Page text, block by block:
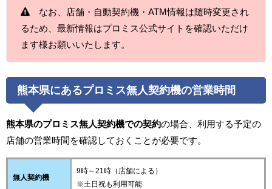
なお、店舗・自動契約機・ATM情報は随時変更され
るため、最新情報はプロミス公式サイトを確認いただけ
ます様お願いいたします。
熊本県にあるプロミス無人契約機の営業時間
熊本県のプロミス無人契約機での契約の場合、利用する予定の
店舗の営業時間を確認しておくことが必要です。
無人契約機
9時～21時（店舗による）
※土日祝も利用可能